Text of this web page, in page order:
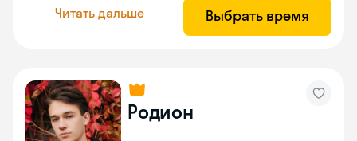
Читать дальше Выбрать время
Родион